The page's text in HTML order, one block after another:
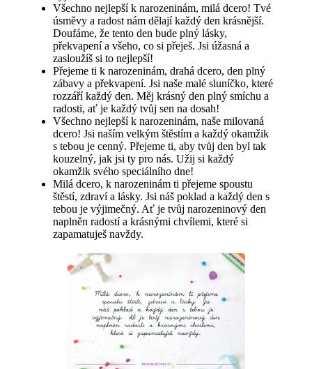
Všechno nejlepší k narozeninám, milá dcero! Tvé
úsměvy a radost nám dělají každý den krásnější.
Doufáme, že tento den bude plný lásky,
překvapení a všeho, co si přeješ. Jsi úžasná a
zasloužíš si to nejlepší!
Přejeme ti k narozeninám, drahá dcero, den plný
zábavy a překvapení. Jsi naše malé sluníčko, které
rozzáří každý den. Měj krásný den plný smíchu a
radosti, ať je každý tvůj sen na dosah!
Všechno nejlepší k narozeninám, naše milovaná
dcero! Jsi naším velkým štěstím a každý okamžik
s tebou je cenný. Přejeme ti, aby tvůj den byl tak
kouzelný, jak jsi ty pro nás. Užij si každý
okamžik svého speciálního dne!
Milá dcero, k narozeninám ti přejeme spoustu
štěstí, zdraví a lásky. Jsi náš poklad a každý den s
tebou je výjimečný. Ať je tvůj narozeninový den
naplněn radostí a krásnými chvílemi, které si
zapamatuješ navždy.